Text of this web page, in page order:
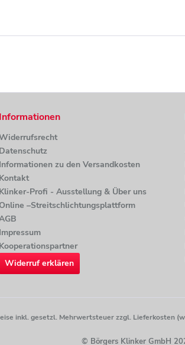
Informationen
Datenschutz
Informationen zu den Versandkosten
Kontakt
Klinker-Profi - Ausstellung & Über uns
Online –Streitschlichtungsplattform
Impressum
Kooperationspartner
Widerruf erklären
inkl. gesetzl. Mehrwertsteuer zzgl. Lieferkosten
© Börgers Klinker GmbH